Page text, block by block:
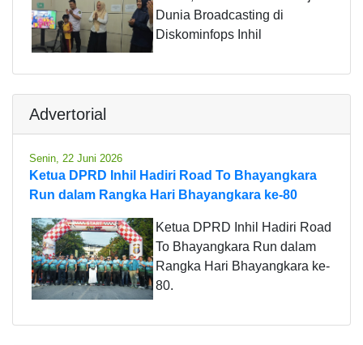
Dunia Broadcasting di
Diskominfops Inhil
Advertorial
Senin, 22 Juni 2026
Ketua DPRD Inhil Hadiri Road To Bhayangkara
Run dalam Rangka Hari Bhayangkara ke-80
Ketua DPRD Inhil Hadiri Road
To Bhayangkara Run dalam
Rangka Hari Bhayangkara ke-
80.